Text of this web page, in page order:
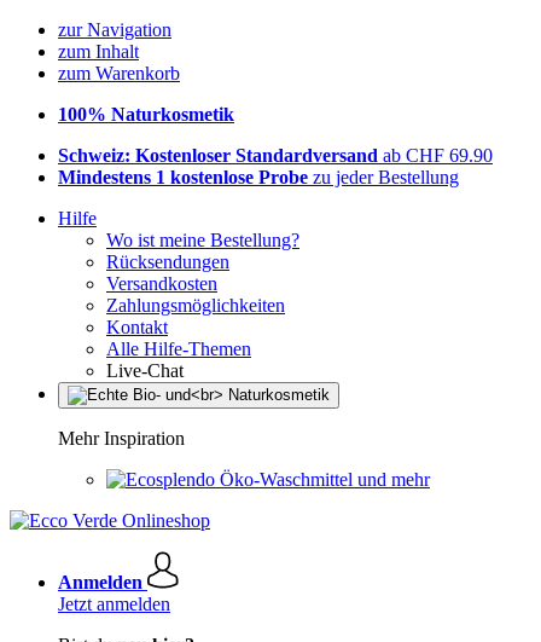
zur Navigation
zum Inhalt
zum Warenkorb
100% Naturkosmetik
Schweiz: Kostenloser Standardversand ab CHF 69.90
Mindestens 1 kostenlose Probe zu jeder Bestellung
Hilfe
Wo ist meine Bestellung?
Rücksendungen
Versandkosten
Zahlungsmöglichkeiten
Kontakt
Alle Hilfe-Themen
Live-Chat
Mehr Inspiration
Öko-Waschmittel und mehr
Anmelden
Jetzt anmelden